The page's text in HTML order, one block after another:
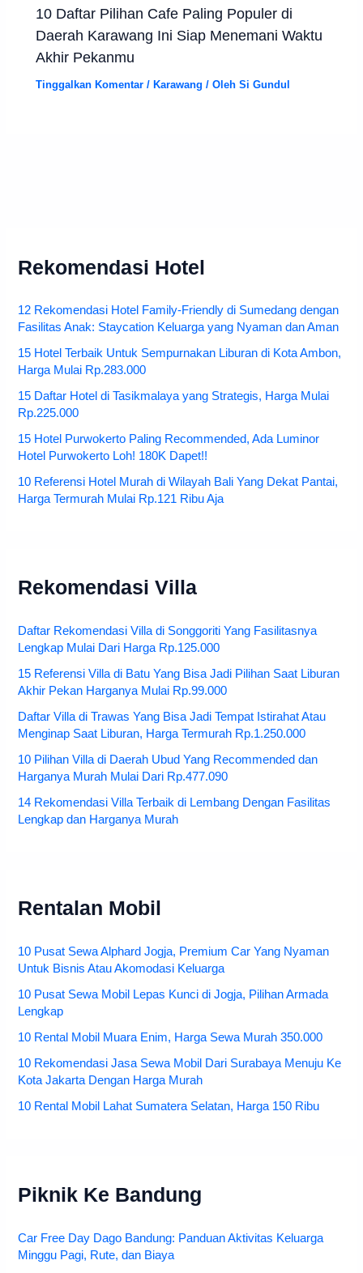
10 Daftar Pilihan Cafe Paling Populer di
Daerah Karawang Ini Siap Menemani Waktu
Akhir Pekanmu
Tinggalkan Komentar /Karawang / OlehSi Gundul
Rekomendasi Hotel
12 Rekomendasi Hotel Family-Friendly di Sumedang dengan
Fasilitas Anak: Staycation Keluarga yang Nyaman dan Aman
15 Hotel Terbaik Untuk Sempurnakan Liburan di Kota Ambon,
Harga Mulai Rp.283.000
15 Daftar Hotel di Tasikmalaya yang Strategis, Harga Mulai
Rp.225.000
15 Hotel Purwokerto Paling Recommended, Ada Luminor
Hotel Purwokerto Loh! 180K Dapet!!
10 Referensi Hotel Murah di Wilayah Bali Yang Dekat Pantai,
Harga Termurah Mulai Rp.121 Ribu Aja
Rekomendasi Villa
Daftar Rekomendasi Villa di Songgoriti Yang Fasilitasnya
Lengkap Mulai Dari Harga Rp.125.000
15 Referensi Villa di Batu Yang Bisa Jadi Pilihan Saat Liburan
Akhir Pekan Harganya Mulai Rp.99.000
Daftar Villa di Trawas Yang Bisa Jadi Tempat Istirahat Atau
Menginap Saat Liburan, Harga Termurah Rp.1.250.000
10 Pilihan Villa di Daerah Ubud Yang Recommended dan
Harganya Murah Mulai Dari Rp.477.090
14 Rekomendasi Villa Terbaik di Lembang Dengan Fasilitas
Lengkap dan Harganya Murah
Rentalan Mobil
10 Pusat Sewa Alphard Jogja, Premium Car Yang Nyaman
Untuk Bisnis Atau Akomodasi Keluarga
10 Pusat Sewa Mobil Lepas Kunci di Jogja, Pilihan Armada
Lengkap
10 Rental Mobil Muara Enim, Harga Sewa Murah 350.000
10 Rekomendasi Jasa Sewa Mobil Dari Surabaya Menuju Ke
Kota Jakarta Dengan Harga Murah
10 Rental Mobil Lahat Sumatera Selatan, Harga 150 Ribu
Piknik Ke Bandung
Car Free Day Dago Bandung: Panduan Aktivitas Keluarga
Minggu Pagi, Rute, dan Biaya